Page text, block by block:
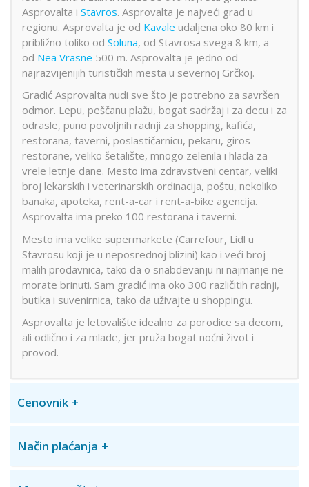
Asprovalta i Stavros. Asprovalta je najveći grad u
regionu. Asprovalta je od Kavale udaljena oko 80 km i
približno toliko od Soluna, od Stavrosa svega 8 km, a
od Nea Vrasne 500 m. Asprovalta je jedno od
najrazvijenijih turističkih mesta u severnoj Grčkoj.
Gradić Asprovalta nudi sve što je potrebno za savršen
odmor. Lepu, peščanu plažu, bogat sadržaj i za decu i za
odrasle, puno povoljnih radnji za shopping, kafića,
restorana, taverni, poslastičarnicu, pekaru, giros
restorane, veliko šetalište, mnogo zelenila i hlada za
vrele letnje dane. Mesto ima zdravstveni centar, veliki
broj lekarskih i veterinarskih ordinacija, poštu, nekoliko
banaka, apoteka, rent-a-car i rent-a-bike agencija.
Asprovalta ima preko 100 restorana i taverni.
Mesto ima velike supermarkete (Carrefour, Lidl u
Stavrosu koji je u neposrednoj blizini) kao i veći broj
malih prodavnica, tako da o snabdevanju ni najmanje ne
morate brinuti. Sam gradić ima oko 300 različitih radnji,
butika i suvenirnica, tako da uživajte u shoppingu.
Asprovalta je letovalište idealno za porodice sa decom,
ali odlično i za mlade, jer pruža bogat noćni život i
provod.
Cenovnik
Način plaćanja